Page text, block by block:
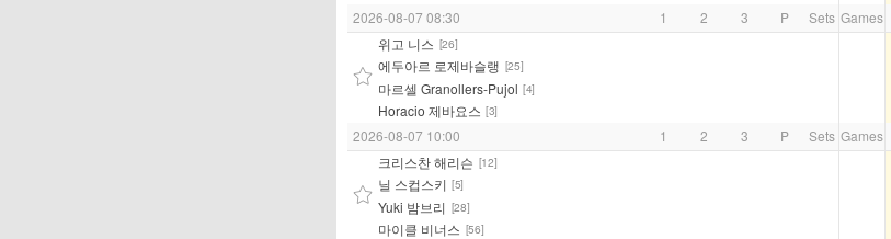
2026-08-07 08:30
1 2 3 P Sets Games
위고 니스 [26]
에두아르 로제바슬랭 [25]
마르셀 Granollers-Pujol [4]
Horacio 제바요스 [3]
2026-08-07 10:00
1 2 3 P Sets Games
크리스찬 해리슨 [12]
닐 스컵스키 [5]
Yuki 밤브리 [28]
마이클 비너스 [56]